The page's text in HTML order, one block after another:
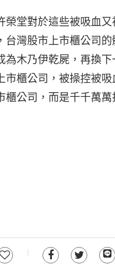
榮堂對於這些被吸血
灣股市上市櫃公司
木乃伊乾屍，再換
櫃公司，被操控被
公司，而是千千萬